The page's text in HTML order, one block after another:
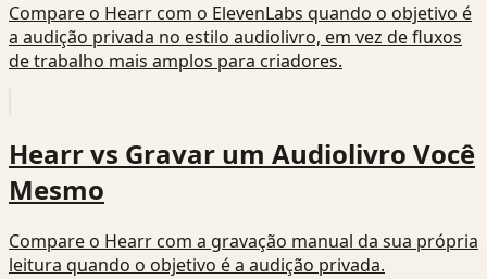
Compare o Hearr com o ElevenLabs quando o objetivo é
a audição privada no estilo audiolivro, em vez de fluxos
de trabalho mais amplos para criadores.
Hearr vs Gravar um Audiolivro Você
Mesmo
Compare o Hearr com a gravação manual da sua própria
leitura quando o objetivo é a audição privada.